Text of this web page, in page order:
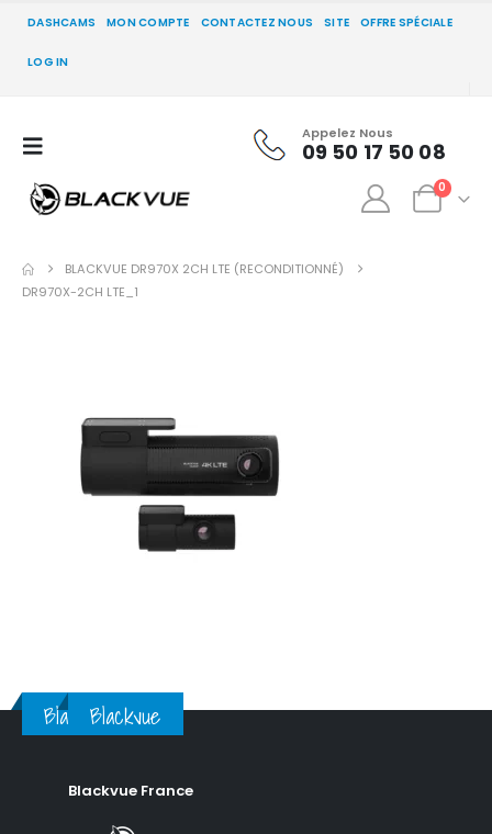
DASHCAMS MON COMPTE CONTACTEZ NOUS SITE OFFRE SPÉCIALE
LOG IN
Appelez Nous
09 50 17 50 08
0
BLACKVUE DR970X 2CH LTE (RECONDITIONNÉ)
DR970X-2CH LTE_1
BlackvueBlackvue
Blackvue France